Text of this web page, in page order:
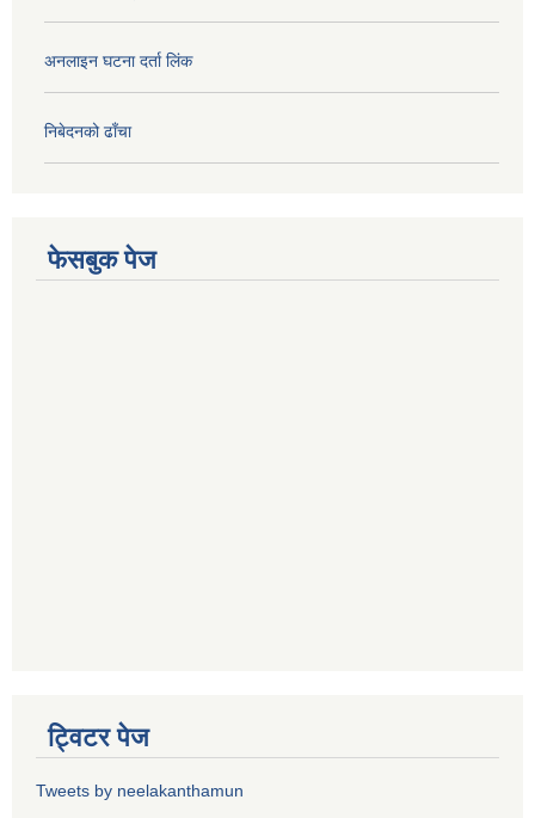
अनलाइन घटना दर्ता लिंक
निबेदनको ढाँचा
फेसबुक पेज
ट्विटर पेज
Tweets by neelakanthamun